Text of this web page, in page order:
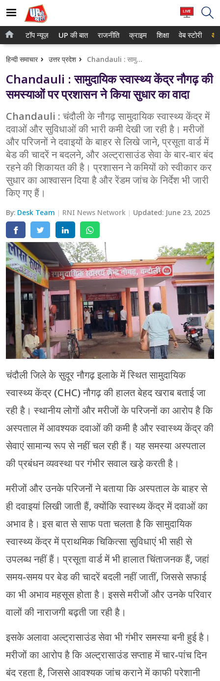
होम
टॉप न्यूज़
UP की बात
क्राइम
शिक्षा
वेब स्टोरी
टॉप न्यूज़ UP की बात राजनीति क्राइम शिक्षा वेब स्टोरी
हिन्दी समाचार उत्तर प्रदेश Chandauli : सामुदायिक स्वास्थ्य केंद्र नौगढ़ की समस्याओं पर प्रशासन ने किया सुधार का वादा
Chandauli : सामुदायिक स्वास्थ्य केंद्र नौगढ़ की
समस्याओं पर प्रशासन ने किया सुधार का वादा
Chandauli : चंदौली के नौगढ़ सामुदायिक स्वास्थ्य केंद्र में
दवाओं और सुविधाओं की भारी कमी देखी जा रही है। मरीजों
और परिजनों ने दवाइयों के बाहर से लिखे जाने, प्रसूता वार्ड में
बेड की चादरें न बदलने, और अल्ट्रासाउंड सेवा के बार-बार बंद
रहने की शिकायत की है। प्रशासन ने कमियों को स्वीकार कर
सुधार का आश्वासन दिया है और रेंडम जांच के निर्देश भी जारी
किए गए हैं।
By: Desk Team RNI News Network Updated: June 23, 2025
चंदौली जिले के सुदूर नौगढ़ इलाके में स्थित सामुदायिक
स्वास्थ्य केंद्र (CHC) नौगढ़ की हालत बेहद खराब बताई जा
रही है। स्थानीय लोगों और मरीजों के परिजनों का आरोप है कि
अस्पताल में आवश्यक दवाओं की कमी है और स्वास्थ्य केंद्र की
सेवाएं सामान्य रूप से नहीं चल रही हैं। यह समस्या अस्पताल
की प्रबंधन व्यवस्था पर गंभीर सवाल खड़े करती है।
मरीजों और उनके परिजनों ने बताया कि अस्पताल के बाहर से
ही दवाइयां लिखी जाती हैं, क्योंकि स्वास्थ्य केंद्र में दवाओं का
अभाव है। इस बात से साफ पता चलता है कि सामुदायिक
स्वास्थ्य केंद्र में प्राथमिक चिकित्सा सुविधाएं भी सही से
उपलब्ध नहीं हैं। प्रसूता वार्ड में भी हालात चिंताजनक हैं, जहां
समय-समय पर बेड की चादरें बदली नहीं जातीं, जिससे सफाई
का भी अभाव महसूस होता है। इससे मरीजों और उनके परिवार
वालों की नाराजगी बढ़ती जा रही है।
इसके अलावा अल्ट्रासाउंड सेवा भी गंभीर समस्या बनी हुई है।
मरीजों का आरोप है कि अल्ट्रासाउंड सप्ताह में चार-पांच दिन
बंद रहता है, जिससे आवश्यक जांच कराने में काफी परेशानी
गाजियाबाद
लखनऊ
वाराणसी
आगरा
अयोध्या
अलीगढ़
मथुरा
मेरठ
मुरादाबाद
गोरखपुर
प्रयागराज
रामपुर